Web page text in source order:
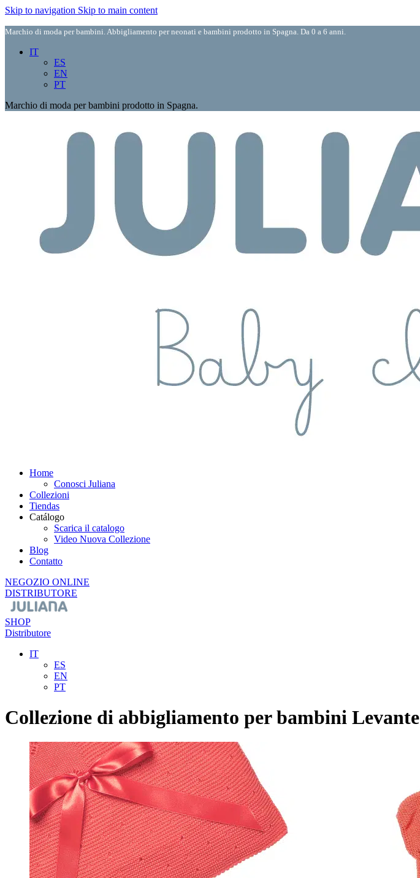
Skip to navigation Skip to main content
Marchio di moda per bambini. Abbigliamento per neonati e bambini prodotto in Spagna. Da 0 a 6 anni.
IT
ES
EN
PT
Marchio di moda per bambini prodotto in Spagna.
Home
Conosci Juliana
Collezioni
Tiendas
Catálogo
Scarica il catalogo
Video Nuova Collezione
Blog
Contatto
NEGOZIO ONLINE
DISTRIBUTORE
SHOP
Distributore
IT
ES
EN
PT
Collezione di abbigliamento per bambini Levante